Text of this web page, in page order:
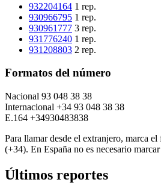
932204164 1 rep.
930966795 1 rep.
930961777 3 rep.
931776240 1 rep.
931208803 2 rep.
Formatos del número
Nacional 93 048 38 38
Internacional +34 93 048 38 38
E.164 +34930483838
Para llamar desde el extranjero, marca
(+34). En España no es necesario
Últimos reportes